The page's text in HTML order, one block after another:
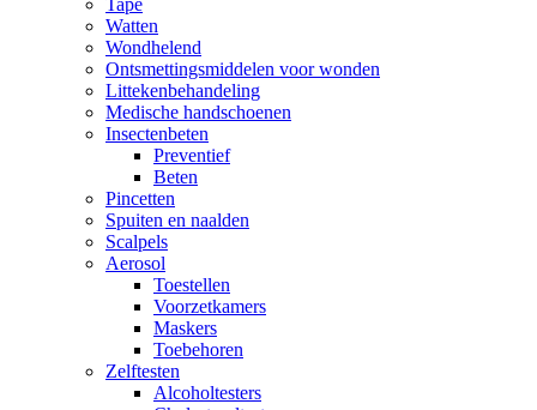
Watten
Wondhelend
Ontsmettingsmiddelen voor wonden
Littekenbehandeling
Medische handschoenen
Insectenbeten
Preventief
Beten
Pincetten
Spuiten en naalden
Scalpels
Aerosol
Toestellen
Voorzetkamers
Maskers
Toebehoren
Zelftesten
Alcoholtesters